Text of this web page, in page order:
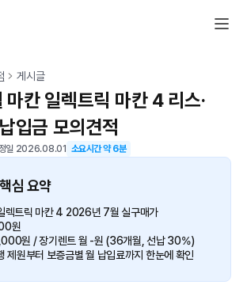
게시글
칸 일렉트릭 마칸 4 리스·
입금 모의견적
일 2026.08.01 소요시간 약6분
심 요약
렉트릭 마칸 4 2026년 7월 실구매가
원
원 / 장기렌트 월 -원 (36개월, 선납 30%)
제원부터 보증금별 월 납입료까지 한눈에 확인